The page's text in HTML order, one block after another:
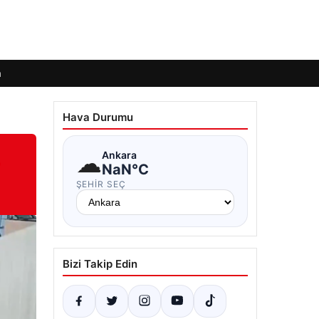
Hava Durumu
☁Ankara
NaN°C
ŞEHIR SEÇ
Bizi Takip Edin